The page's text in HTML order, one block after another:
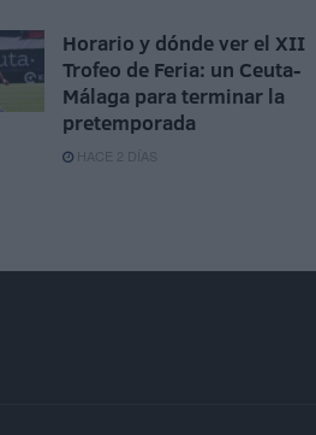
Horario y dónde ver el XII
Trofeo de Feria: un Ceuta-
Málaga para terminar la
pretemporada
HACE 2 DÍAS